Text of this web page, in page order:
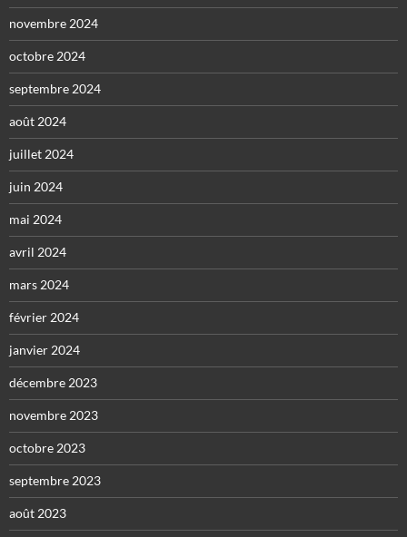
novembre 2024
octobre 2024
septembre 2024
août 2024
juillet 2024
juin 2024
mai 2024
avril 2024
mars 2024
février 2024
janvier 2024
décembre 2023
novembre 2023
octobre 2023
septembre 2023
août 2023